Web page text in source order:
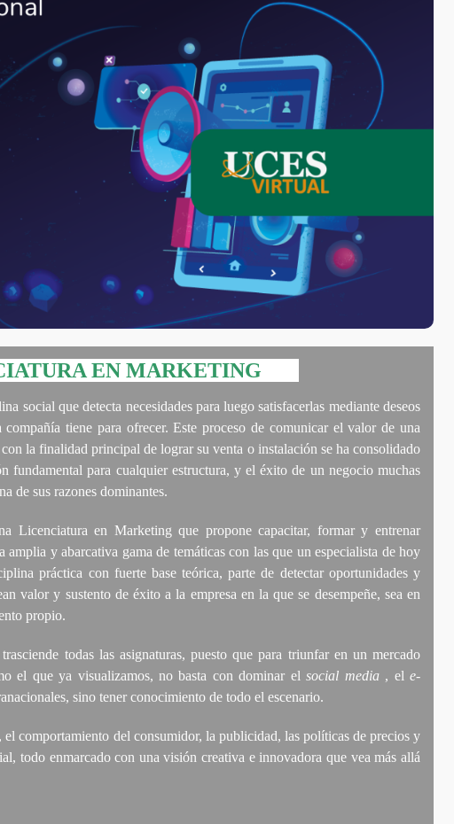
EN MARKETING
social que detecta necesidades para luego satisfacerlas mediante deseos
tiene para ofrecer. Este proceso de comunicar el valor de una
la finalidad principal de lograr su venta o instalación se ha consolidado
fundamental para cualquier estructura, y el éxito de un negocio muchas
de sus razones dominantes.
Licenciatura en Marketing que propone capacitar, formar y entrenar
amplia y abarcativa gama de temáticas con las que un especialista de hoy
práctica con fuerte base teórica, parte de detectar oportunidades y
valor y sustento de éxito a la empresa en la que se desempeñe, sea en
propio.
todas las asignaturas, puesto que para triunfar en un mercado
el que ya visualizamos, no basta con dominar elsocial media, ele-
sino tener conocimiento de todo el escenario.
comportamiento del consumidor, la publicidad, las políticas de precios y
todo enmarcado con una visión creativa e innovadora que vea más allá